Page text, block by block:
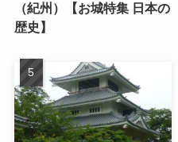
（紀州）【お城特集 日本の
歴史】